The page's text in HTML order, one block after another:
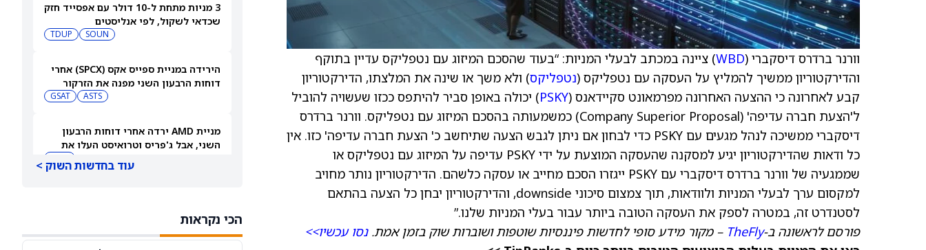
3 מניות מתחת ל-10 דולר עם אפסייד חזק
שכדאי לשקול, לפי אנליסטים
SOUN
TDUP
הירידה במניית ספייס אקס (SPCX) אחרי
דוחות הרבעון השני מפנה את הזרקור
לקרנות סל חלל עם חשיפה גבוהה
ASTS
GSAT
מניית AMD ירדה אחרי דוחות הרבעון
השני, אבל ג'פריס וטרואיסט העלו את
עוד בחדשות השוק >
הכי נקראות
וורנר ברדרס דיסקברי (WBD) ציינה במכתב לבעלי המניות: “בעוד שהסכם המיזוג עם נטפליקס עדיין בתוקף
והדירקטוריון ממשיך להמליץ על העסקה עם נטפליקס (נטפליקס) ולא משך או שינה את המלצתו, הדירקטוריון
קבע לאחרונה כי ההצעה האחרונה מפרמאונט סקיידאנס (PSKY) יכולה באופן סביר להיתפס ככזו שעשויה להוביל
ל'הצעת חברה עדיפה' (Company Superior Proposal) כמשמעותה בהסכם המיזוג עם נטפליקס. וורנר ברדרס
דיסקברי ממשיכה לנהל מגעים עם PSKY כדי לבחון אם ניתן לגבש הצעה שתיחשב כ' הצעת חברה עדיפה' כזו. אין
כל ודאות שהדירקטוריון יגיע למסקנה שהעסקה המוצעת על ידי PSKY עדיפה על המיזוג עם נטפליקס או
שממגעיה של וורנר ברדרס דיסקברי עם PSKY ייגזרו הסכם מחייב או עסקה כלשהם. הדירקטוריון נותר מחויב
למקסום ערך לבעלי המניות ולוודאות, תוך צמצום סיכוני downside, והדירקטוריון יבחן כל הצעה בהתאם
לסטנדרט זה, במטרה לספק את העסקה הטובה ביותר עבור בעלי המניות שלנו.”
פורסם לראשונה ב-TheFly – מקור מידע סופי לחדשות פיננסיות שוטפות ושוברות שוק בזמן אמת.נסו עכשיו>>